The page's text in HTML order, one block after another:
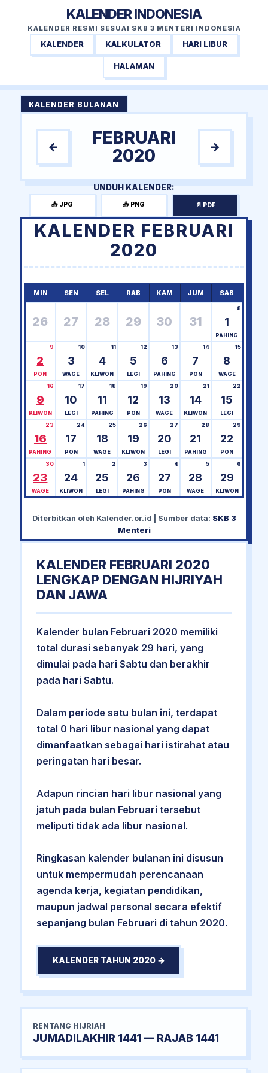
KALENDER INDONESIA
KALENDER RESMI SESUAI SKB 3 MENTERI INDONESIA
KALENDER KALKULATOR HARI LIBUR
HALAMAN
KALENDER BULANAN
←
FEBRUARI
2020
→
UNDUH KALENDER:
📥 JPG 📥 PNG 📄 PDF
KALENDER FEBRUARI
2020
MIN SEN SEL RAB KAM JUM SAB
26 27 28 29 30 31 1
8
PAHING
2
9
PON
3
10
WAGE
4
11
KLIWON
5
12
LEGI
6
13
PAHING
7
14
PON
8
15
WAGE
9
16
KLIWON
10
17
LEGI
11
18
PAHING
12
19
PON
13
20
WAGE
14
21
KLIWON
15
22
LEGI
16
23
PAHING
17
24
PON
18
25
WAGE
19
26
KLIWON
20
27
LEGI
21
28
PAHING
22
29
PON
23
30
WAGE
24
1
KLIWON
25
2
LEGI
26
3
PAHING
27
4
PON
28
5
WAGE
29
6
KLIWON
Diterbitkan oleh Kalender.or.id | Sumber data: SKB 3
Menteri
KALENDER FEBRUARI 2020
LENGKAP DENGAN HIJRIYAH
DAN JAWA
Kalender bulan Februari 2020 memiliki
total durasi sebanyak 29 hari, yang
dimulai pada hari Sabtu dan berakhir
pada hari Sabtu.
Dalam periode satu bulan ini, terdapat
total 0 hari libur nasional yang dapat
dimanfaatkan sebagai hari istirahat atau
peringatan hari besar.
Adapun rincian hari libur nasional yang
jatuh pada bulan Februari tersebut
meliputi tidak ada libur nasional.
Ringkasan kalender bulanan ini disusun
untuk mempermudah perencanaan
agenda kerja, kegiatan pendidikan,
maupun jadwal personal secara efektif
sepanjang bulan Februari di tahun 2020.
KALENDER TAHUN 2020 →
RENTANG HIJRIAH
JUMADILAKHIR 1441 — RAJAB 1441